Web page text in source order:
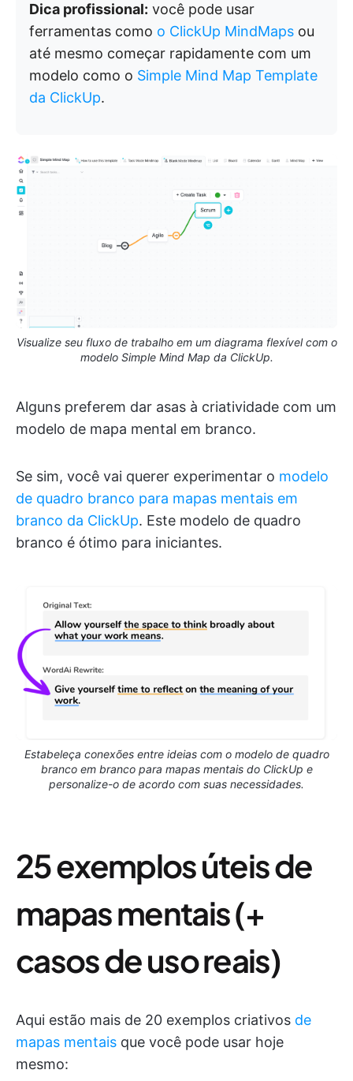
Dica profissional: você pode usar
ferramentas como o ClickUp MindMaps ou
até mesmo começar rapidamente com um
modelo como o Simple Mind Map Template
da ClickUp.
Visualize seu fluxo de trabalho em um diagrama flexível com o
modelo Simple Mind Map da ClickUp.
Alguns preferem dar asas à criatividade com um
modelo de mapa mental em branco.
Se sim, você vai querer experimentar o modelo
de quadro branco para mapas mentais em
branco da ClickUp. Este modelo de quadro
branco é ótimo para iniciantes.
Estabeleça conexões entre ideias com o modelo de quadro
branco em branco para mapas mentais do ClickUp e
personalize-o de acordo com suas necessidades.
25 exemplos úteis de
mapas mentais (+
casos de uso reais)
Aqui estão mais de 20 exemplos criativos de
mapas mentais que você pode usar hoje
mesmo: